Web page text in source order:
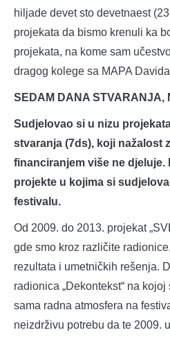
hiljade devet sto devetnaest
projekata da bismo krenuli ka
projekata, na kome sam
dragog kolege sa MAPA
SEDAM DANA STVARANJA,
Sudjelovao si u nizu
stvaranja (7ds), koji nažalost
financiranjem više ne djeluje.
projekte u kojima si
festivalu.
Od 2009. do 2013. projekat
gde smo kroz različite
rezultata i umetničkih rešenja.
radionica „Dekontekst“ na
sama radna atmosfera na
neizdrživu potrebu da te 2009.